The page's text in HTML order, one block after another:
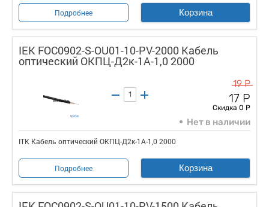
Подробнее Корзина
IEK FOC0902-S-OU01-10-PV-2000 Кабель
оптический ОКПЦ-Д2к-1А-1,0 2000
19 Р
17 Р
Скидка 0 Р
Нет в наличии
ITK Кабель оптический ОКПЦ-Д2к-1А-1,0 2000
Подробнее Корзина